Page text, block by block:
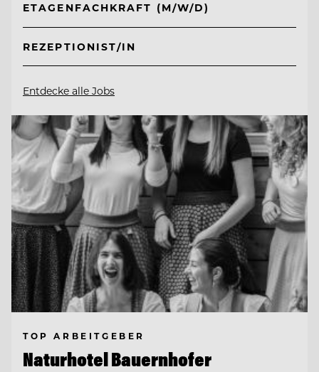
ETAGENFACHKRAFT (M/W/D)
REZEPTIONIST/IN
Entdecke alle Jobs
TOP ARBEITGEBER
Naturhotel Bauernhofer